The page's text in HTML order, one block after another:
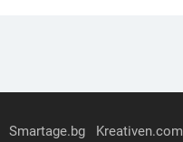
Smartage.bg
Kreativen.com